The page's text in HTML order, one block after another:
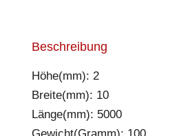
Beschreibung
Höhe(mm): 2
Breite(mm): 10
Länge(mm): 5000
Gewicht(Gramm): 100